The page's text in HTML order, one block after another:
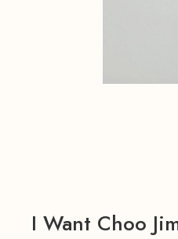
I Want Choo